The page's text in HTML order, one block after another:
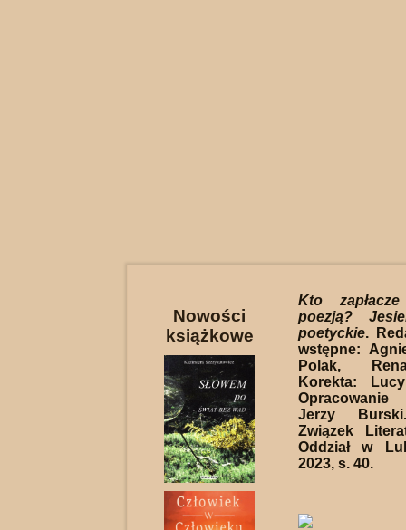
Nowości
książkowe
Kto
poezją?
poetyckie.
wstępne:
Polak,
Korekta:
Jerzy
Związek
Oddział w
2023, s. 40.